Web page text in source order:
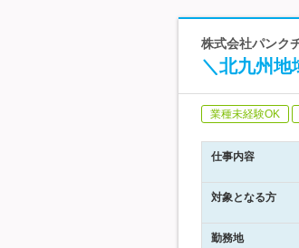
株式会社パンク
＼北九州
業種未経験OK
仕事内容
対象となる方
勤務地